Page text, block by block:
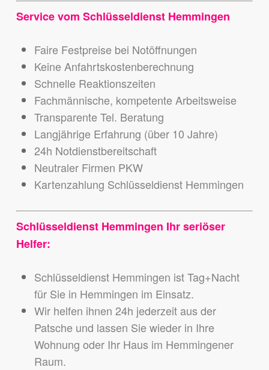
Service vom Schlüsseldienst Hemmingen
Faire Festpreise bei Notöffnungen
Keine Anfahrtskostenberechnung
Schnelle Reaktionszeiten
Fachmännische, kompetente Arbeitsweise
Transparente Tel. Beratung
Langjährige Erfahrung (über 10 Jahre)
24h Notdienstbereitschaft
Neutraler Firmen PKW
Kartenzahlung Schlüsseldienst Hemmingen
Schlüsseldienst Hemmingen Ihr seriöser
Helfer:
Schlüsseldienst Hemmingen ist Tag+Nacht
für Sie in Hemmingen im Einsatz.
Wir helfen ihnen 24h jederzeit aus der
Patsche und lassen Sie wieder in Ihre
Wohnung oder Ihr Haus im Hemmingener
Raum.